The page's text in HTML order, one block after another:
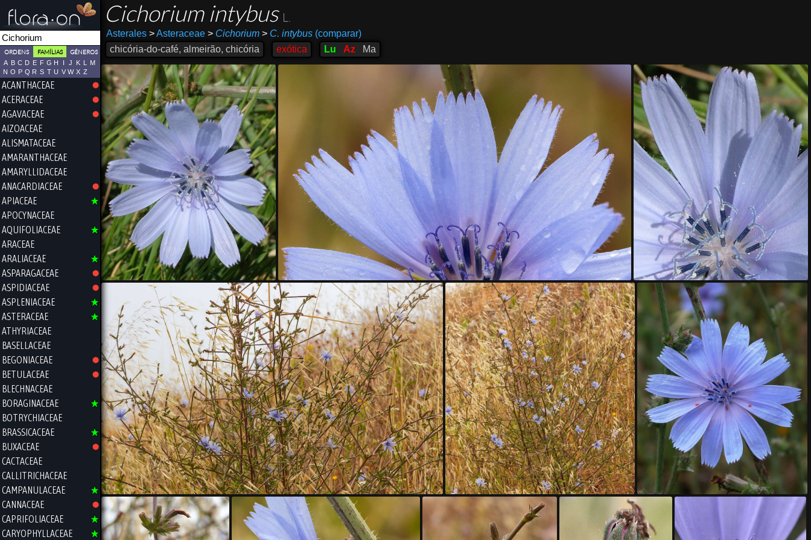
ORDENS FAMÍLIAS GÉNEROS
A B C D E F G H I J K L
M
N O P Q R S T U V W X Z
ACANTHACEAE
ACERACEAE
AGAVACEAE
AIZOACEAE
ALISMATACEAE
AMARANTHACEAE
AMARYLLIDACEAE
ANACARDIACEAE
APIACEAE
APOCYNACEAE
AQUIFOLIACEAE
ARACEAE
ARALIACEAE
ASPARAGACEAE
ASPIDIACEAE
ASPLENIACEAE
ASTERACEAE
ATHYRIACEAE
BASELLACEAE
BEGONIACEAE
BETULACEAE
BLECHNACEAE
BORAGINACEAE
BOTRYCHIACEAE
BRASSICACEAE
BUXACEAE
CACTACEAE
CALLITRICHACEAE
CAMPANULACEAE
CANNACEAE
CAPRIFOLIACEAE
CARYOPHYLLACEAE
Cichorium intybus
Asterales >Asteraceae > Cichorium > C. intybus(comparar)
chicória-do-café, almeirão, chicória
exótica Lu Az Ma